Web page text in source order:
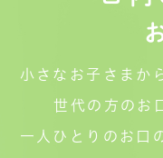
小さなお子さまか
世代の方のお
一人ひとりのお口